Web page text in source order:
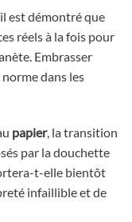
est démontré que
réels à la fois pour
Embrasser
dans les
papier, la transition
par la douchette
t-elle bientôt
infaillible et de